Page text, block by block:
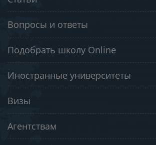
Вопросы и ответы
Подобрать школу Online
Иностранные университеты
Визы
Агентствам